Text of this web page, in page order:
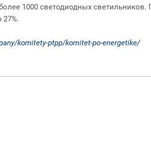
1000 светодиодных
komitety-ptpp/komitet-po-energetike/